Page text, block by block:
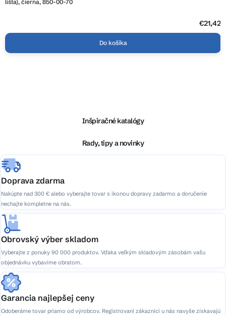
lišta), čierna, 850-00-70
€21,42
Do košíka
e
Inšpiračné katalógy
Rady, tipy a novinky
Doprava zdarma
Nakúpte nad 300 € alebo vyberajte tovar s ikonou dopravy zadarmo a doručenie
nechajte kompletne na nás.
Obrovský výber skladom
Vyberajte z ponuky 90 000 produktov. Vďaka veľkým skladovým zásobám vašu
objednávku vybavíme obratom.
Garancia najlepšej ceny
Odoberáme tovar priamo od výrobcov. Registrovaní zákazníci u nás navyše získavajú